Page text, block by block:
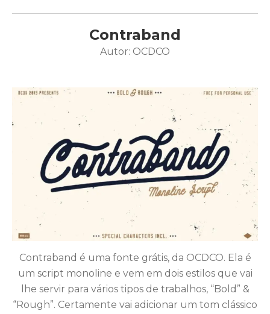
Contraband
Autor: OCDCO
Contraband é uma fonte grátis, da OCDCO. Ela é
um script monoline e vem em dois estilos que vai
lhe servir para vários tipos de trabalhos, “Bold” &
“Rough”. Certamente vai adicionar um tom clássico